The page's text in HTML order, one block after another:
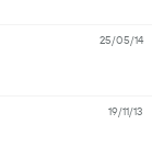
25/05/14
19/11/13